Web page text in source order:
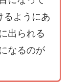
るようにあ
出られる
なるのが